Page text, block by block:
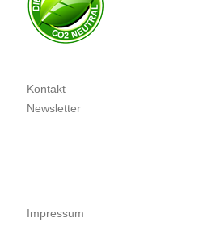
Kontakt
Newsletter
Impressum